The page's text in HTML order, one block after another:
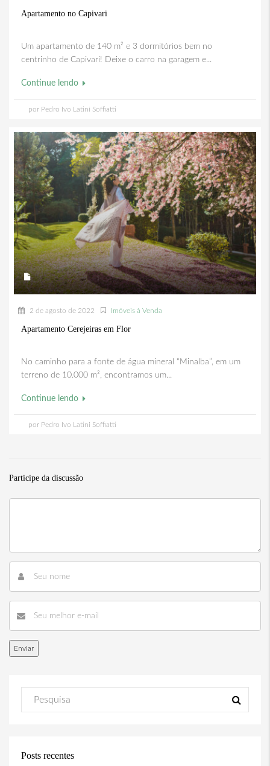
Apartamento no Capivari
Um apartamento de 140 m² e 3 dormitórios bem no
centrinho de Capivari! Deixe o carro na garagem e...
Continue lendo
por Pedro Ivo Latini Soffiatti
2 de agosto de 2022 Imóveis à Venda
Apartamento Cerejeiras em Flor
No caminho para a fonte de água mineral “Minalba”, em um
terreno de 10.000 m², encontramos um...
Continue lendo
por Pedro Ivo Latini Soffiatti
Participe da discussão
Posts recentes